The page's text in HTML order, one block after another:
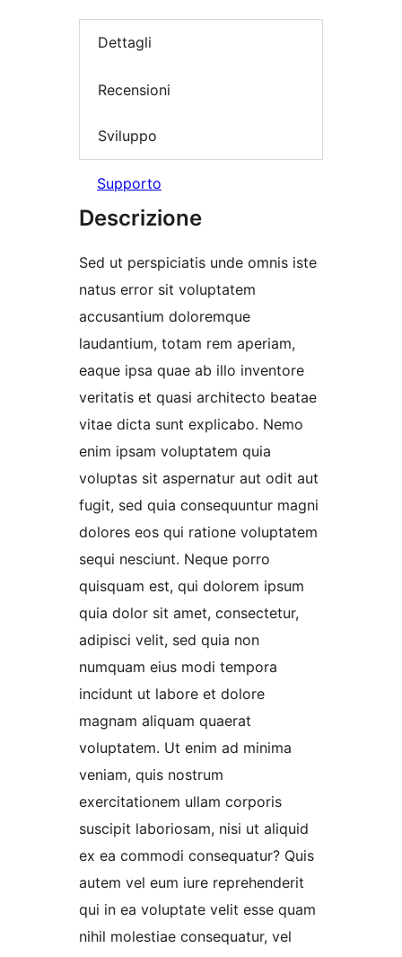
Dettagli
Recensioni
Sviluppo
Supporto
Descrizione
Sed ut perspiciatis unde omnis iste
natus error sit voluptatem
accusantium doloremque
laudantium, totam rem aperiam,
eaque ipsa quae ab illo inventore
veritatis et quasi architecto beatae
vitae dicta sunt explicabo. Nemo
enim ipsam voluptatem quia
voluptas sit aspernatur aut odit aut
fugit, sed quia consequuntur magni
dolores eos qui ratione voluptatem
sequi nesciunt. Neque porro
quisquam est, qui dolorem ipsum
quia dolor sit amet, consectetur,
adipisci velit, sed quia non
numquam eius modi tempora
incidunt ut labore et dolore
magnam aliquam quaerat
voluptatem. Ut enim ad minima
veniam, quis nostrum
exercitationem ullam corporis
suscipit laboriosam, nisi ut aliquid
ex ea commodi consequatur? Quis
autem vel eum iure reprehenderit
qui in ea voluptate velit esse quam
nihil molestiae consequatur, vel